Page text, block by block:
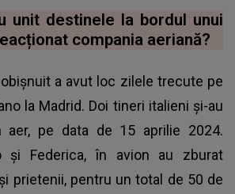
unit destinele la bordul unui
compania aeriană?
a avut loc zilele trecute pe
la Madrid. Doi tineri italieni și-au
aer, pe data de 15 aprilie 2024.
și Federica, în avion au zburat
prietenii, pentru un total de 50 de